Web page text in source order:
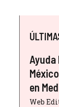
en
Web